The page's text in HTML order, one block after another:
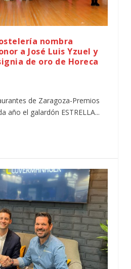
nombra
a José Luis Yzuel y
de oro de Horeca
de Zaragoza-Premios
año el galardón ESTRELLA...